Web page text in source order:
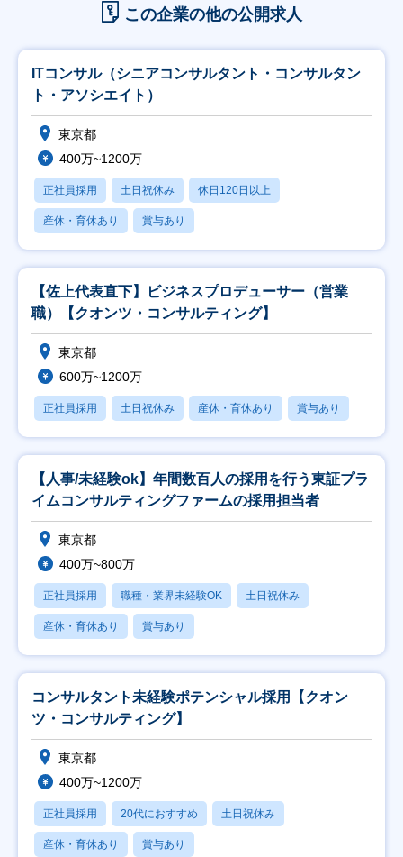
この企業の他の公開求人
ITコンサル（シニアコンサルタント・コンサルタン
ト・アソシエイト）
東京都
400万~1200万
正社員採用 土日祝休み 休日120日以上
産休・育休あり 賞与あり
【佐上代表直下】ビジネスプロデューサー（営業
職）【クオンツ・コンサルティング】
東京都
600万~1200万
正社員採用 土日祝休み 産休・育休あり 賞与あり
【人事/未経験ok】年間数百人の採用を行う東証プラ
イムコンサルティングファームの採用担当者
東京都
400万~800万
正社員採用 職種・業界未経験OK 土日祝休み
産休・育休あり 賞与あり
コンサルタント未経験ポテンシャル採用【クオン
ツ・コンサルティング】
東京都
400万~1200万
正社員採用 20代におすすめ 土日祝休み
産休・育休あり 賞与あり